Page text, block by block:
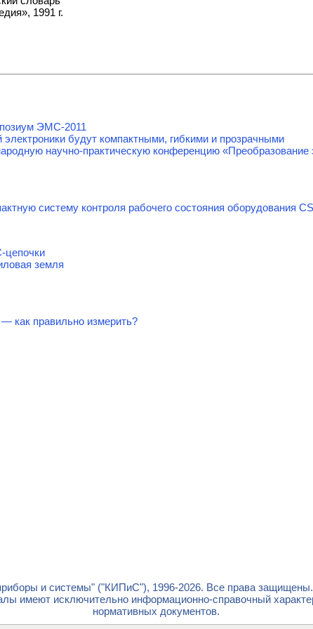
1991 г.
ЭМС-2011
электроники будут компактными, гибкими и прозрачными
научно-практическую конференцию «Преобразование
систему контроля рабочего состояния оборудования
цепочки
земля
как правильно измерить?
и системы" ("КИПиС"), 1996-2026. Все права
имеют исключительно информационно-справочный
нормативных документов.